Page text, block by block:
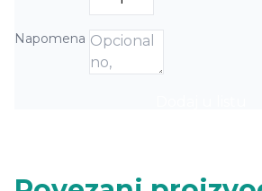
Napomena